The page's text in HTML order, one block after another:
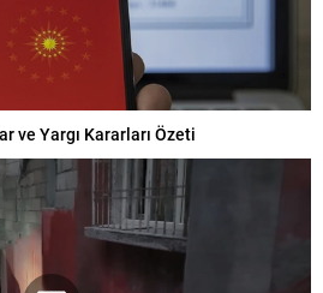
ve Yargı Kararları Özeti